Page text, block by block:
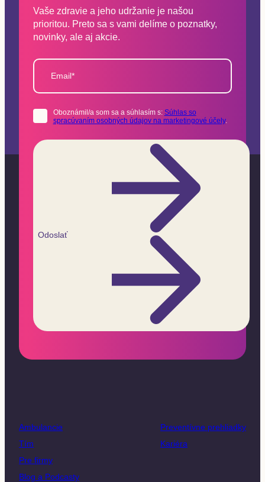
Vaše zdravie a jeho udržanie je našou
prioritou. Preto sa s vami delíme o poznatky,
novinky, ale aj akcie.
Email*
Oboznámil/a som sa a súhlasím s: Súhlas so
spracúvaním osobných údajov na marketingové účely.
Odoslať
Ambulancie
Tím
Pre firmy
Blog a Podcasty
Preventívne prehliadky
Kariéra